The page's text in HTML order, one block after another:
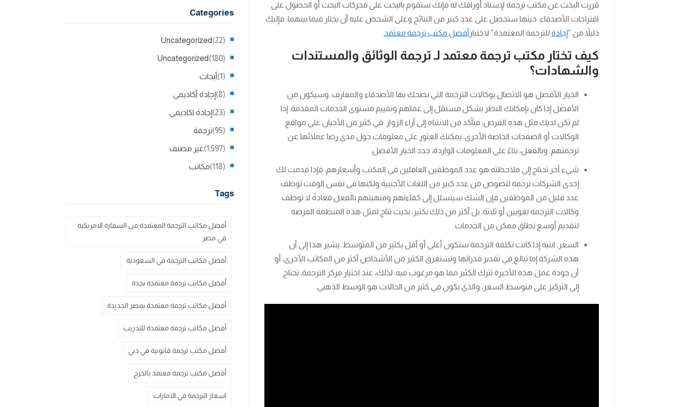
قررت البحث عن مكتب ترجمة لإسناد أوراقك له فإنك ستقوم بالبحث على محركات البحث أو الحصول على
اقتراحات الأصدقاء. حينها ستحصل على عدد كبير من النتائج وعلى الشخص عليه أن يختار فيما بينهما. فإليك
دليلاً من “إجادة للترجمة المعتمدة” لاختيار أفضل مكتب ترجمة معتمد.
كيف تختار مكتب ترجمة معتمد لـ ترجمة الوثائق والمستندات
والشهادات؟
الخيار الأفضل هو الاتصال بوكالات الترجمة التي نصحك بها الأصدقاء والمعارف. وسيكون من
الأفضل إذا كان بإمكانك النظر بشكل مستقل إلى عملهم وتقييم مستوى الخدمات المقدمة. إذا
لم تكن لديك مثل هذه الفرص، فتأكد من الانتباه إلى آراء الزوار. في كثير من الأحيان على مواقع
الوكالات أو الصفحات الخاصة الأخرى، يمكنك العثور على معلومات حول مدى رضا عملائها عن
ترجمتهم. وبالفعل، بناءً على المعلومات الواردة، حدد الخيار الأفضل.
شيء آخر تحتاج إلى ملاحظته هو عدد الموظفين العاملين في المكتب وأسعارهم، فإذا قدمت لك
إحدى الشركات ترجمة لنصوص من عدد كبير من اللغات الأجنبية ولكنها في نفس الوقت توظف
عدد قليل من الموظفين فإن الشك سيتسلل إلى كفاءتهم ومنهيتهم بالفعل فعادةً لا توظف
وكالات الترجمة لغويين أو ثلاثة، بل أكثر من ذلك بكثير، بحيث تتاح لمثل هذه المنظمة الفرصة
لتقديم أوسع نطاق ممكن من الخدمات.
السعر. انتبه إذا كانت تكلفة الترجمة ستكون أعلى أو أقل بكثير من المتوسط. يشير هذا إلى أن
هذه الشركة إما تبالغ في تقدير قدراتها وتستغرق الكثير من الأشخاص أكثر من المكاتب الأخرى، أو
أن جودة عمل هذه الأخيرة تترك الكثير مما هو مرغوب فيه. لذلك، عند اختيار مركز الترجمة، تحتاج
إلى التركيز على متوسط ​​السعر، والذي يكون في كثير من الحالات هو الوسط الذهبي.
Categories
Uncategorized (22)
Uncategorized (180)
أبحاث (1)
إجادة أكاديمي (8)
إجادة اكاديمي (23)
ترجمة (95)
غير مصنف (1,597)
مكاتب (118)
Tags
أفضل مكاتب الترجمة المعتمدة من السفارة الامريكية
في مصر
أفضل مكاتب الترجمة في السعودية
أفضل مكاتب ترجمة معتمدة بجدة
أفضل مكاتب ترجمة معتمدة بمصر الجديدة
أفضل مكاتب ترجمة معتمدة للتدريب
أفضل مكتب ترجمة قانونية في دبي
أفضل مكتب ترجمة معتمد بالخرج
اسعار الترجمة في الامارات